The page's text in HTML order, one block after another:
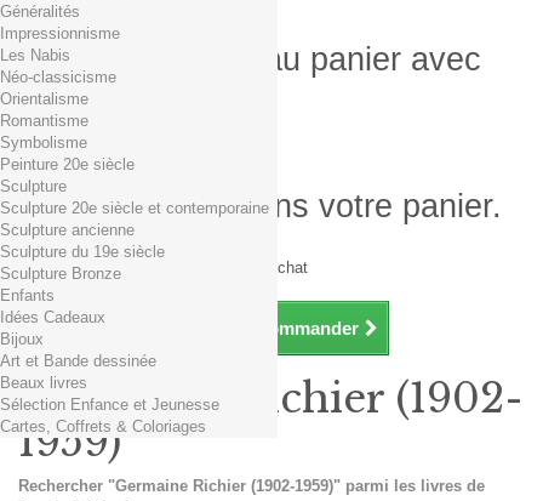
Produit ajouté au panier avec
succès
Quantité
Total
Il y a 1 produit dans votre panier.
Total produits TTC
Frais de port TTC
0,01€ dès 29€ d'achat
Total TTC
Continuer mes achats Commander
Généralités
Impressionnisme
Les Nabis
Néo-classicisme
Orientalisme
Romantisme
Symbolisme
Peinture 20e siècle
Sculpture
Sculpture 20e siècle et contemporaine
Sculpture ancienne
Sculpture du 19e siècle
Sculpture Bronze
Enfants
Idées Cadeaux
Bijoux
Art et Bande dessinée
Beaux livres
Sélection Enfance et Jeunesse
Cartes, Coffrets & Coloriages
Germaine Richier (1902-
1959)
Rechercher "Germaine Richier (1902-1959)" parmi les livres de